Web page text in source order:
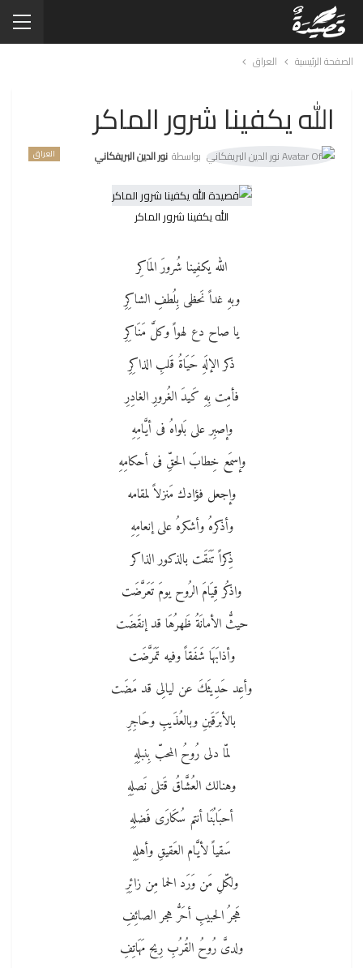
الصفحة الرئيسية العراق
الله يكفينا شرور الماكر
العراق بواسطة نور الدين البريفكاني
الله يكفينا شرور الماكر
الله يكفِينا شُرورَ المَاكِر
وبهِ غداً نَحظى بِلُطفِ الشاكِرِ
يا صاح دع لهواً وكلَّ مَنَاكِرِ
ذكر الإلَهِ حَيَاةُ قَلبِ الذاكِرِ
فأمِت بِهِ كَيدَ الغُرورِ الغادِرِ
وإصبِر على بَلواهُ فى أيَّامِهِ
وإسمَع خِطابَ الحقِّ فى أحكامِهِ
وإجعل فؤادك مَنزلاً لمقامه
وأذكرهُ وأشكرهُ على إنعامِهِ
ذِكراً تَنَقَت بالذكور الذاكر
واذكُر قِيَامَ الرُوح يومَ تَعَرَّضَت
حيثُّ الأمانَةُ ظَهرُهَا قد إنقَضَت
وأذابَهَا شَفَقاً وفيه تَمَرَّضَت
وأعِد حَدِيثَكَ عن ليالِى قد مَضَت
بالأبرَقَينِ وبالعُذَيبِ وحَاجِرِ
لمّا دلى رُوحُ المحبّ بِنبلِهِ
وهنالك العُشَّاقُ قَتلى نَصلِهِ
أحبَابُنَا أنتم سُكَارَى فَضلِهِ
سَقياً لأيَّام العَقيقِ وأهلِهِ
ولكّلِ مَن وَرَد الحما مِن زائِرِ
هَجرُ الحبيبِ أحَرُّ هجر الصائِفِ
ولدىَّ رُوحُ القُرُبِ رِيح مَهَاتِفِ